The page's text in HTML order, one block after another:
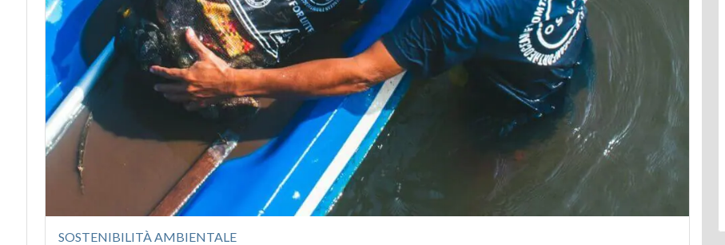
SOSTENIBILITÀ AMBIENTALE